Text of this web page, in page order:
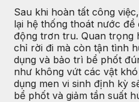
Sau khi hoàn tất công
lại hệ thống thoát nước
động trơn tru. Quan trọng
chỉ rời đi mà còn tận tình
dụng và bảo trì bể phốt
như không vứt các vật
dụng men vi sinh định kỳ
bể phốt và giảm tần suất